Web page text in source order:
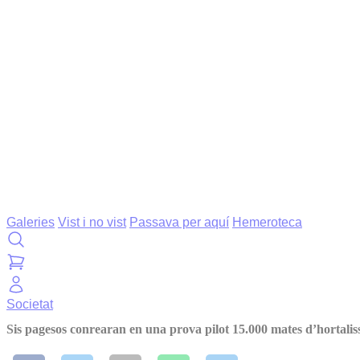
Galeries Vist i no vist Passava per aquí Hemeroteca
Societat
Sis pagesos conrearan en una prova pilot 15.000 mates